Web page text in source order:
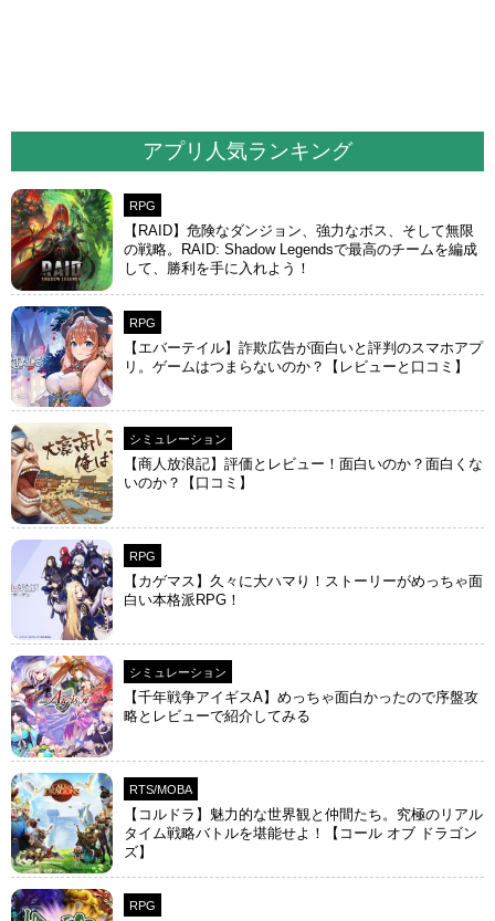
アプリ人気ランキング
RPG
【RAID】危険なダンジョン、強力なボス、そして無限
の戦略。RAID: Shadow Legendsで最高のチームを編成
して、勝利を手に入れよう！
RPG
【エバーテイル】詐欺広告が面白いと評判のスマホアプ
リ。ゲームはつまらないのか？【レビューと口コミ】
シミュレーション
【商人放浪‪記】評価とレビュー！面白いのか？面白くな
いのか？【口コミ】
RPG
【カゲマス】久々に大ハマり！ストーリーがめっちゃ面
白い本格派RPG！
シミュレーション
【千年戦争アイギスA】めっちゃ面白かったので序盤攻
略とレビューで紹介してみる
RTS/MOBA
【コルドラ】魅力的な世界観と仲間たち。究極のリアル
タイム戦略バトルを堪能せよ！【コール オブ ドラゴン
ズ】
RPG